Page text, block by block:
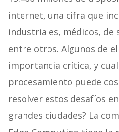
15.400 millones de
internet, una cifra que
industriales, médicos, de
entre otros. Algunos de
importancia crítica, y
procesamiento puede
resolver estos desafíos
grandes ciudades? La